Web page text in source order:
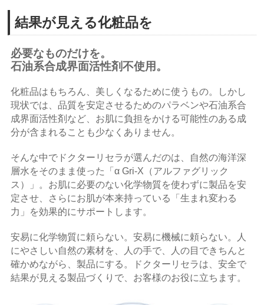
結果が見える化粧品を
必要なものだけを。
石油系合成界面活性剤不使用。
化粧品はもちろん、美しくなるために使うもの。しかし
現状では、品質を安定させるためのパラベンや石油系合
成界面活性剤など、お肌に負担をかける可能性のある成
分が含まれることも少なくありません。
そんな中でドクターリセラが選んだのは、自然の海洋深
層水をそのまま使った「α Gri-X（アルファグリック
ス）」。お肌に必要のない化学物質を使わずに製品を安
定させ、さらにお肌が本来持っている「生まれ変わる
力」を効果的にサポートします。
安易に化学物質に頼らない。安易に機械に頼らない。人
にやさしい自然の素材を、人の手で、人の目できちんと
確かめながら、製品にする。ドクターリセラは、安全で
結果が見える製品づくりで、お客様のお役に立ちます。